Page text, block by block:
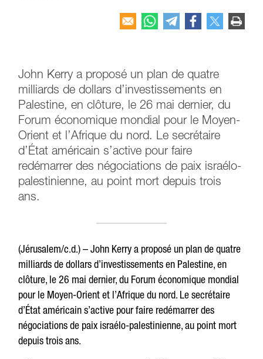
John Kerry a proposé un plan de quatre
milliards de dollars d’investissements en
Palestine, en clôture, le 26 mai dernier, du
Forum économique mondial pour le Moyen-
Orient et l’Afrique du nord. Le secrétaire
d’État américain s’active pour faire
redémarrer des négociations de paix israélo-
palestinienne, au point mort depuis trois
ans.
(Jérusalem/c.d.) – John Kerry a proposé un plan de quatre
milliards de dollars d’investissements en Palestine, en
clôture, le 26 mai dernier, du Forum économique mondial
pour le Moyen-Orient et l’Afrique du nord. Le secrétaire
d’État américain s’active pour faire redémarrer des
négociations de paix israélo-palestinienne, au point mort
depuis trois ans.